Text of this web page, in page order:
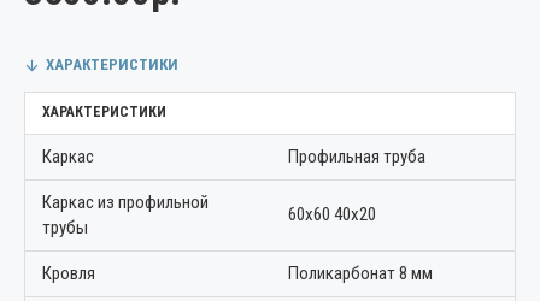
ХАРАКТЕРИСТИКИ
ХАРАКТЕРИСТИКИ
Каркас Профильная труба
Каркас из профильной
трубы
60х60 40х20
Кровля Поликарбонат 8 мм